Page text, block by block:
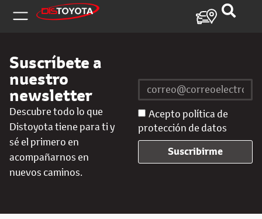
Suscríbete a
nuestro
newsletter
Descubre todo lo que
Distoyota tiene para ti y
sé el primero en
acompañarnos en
nuevos caminos.
Acepto política de
protección de datos
Suscribirme